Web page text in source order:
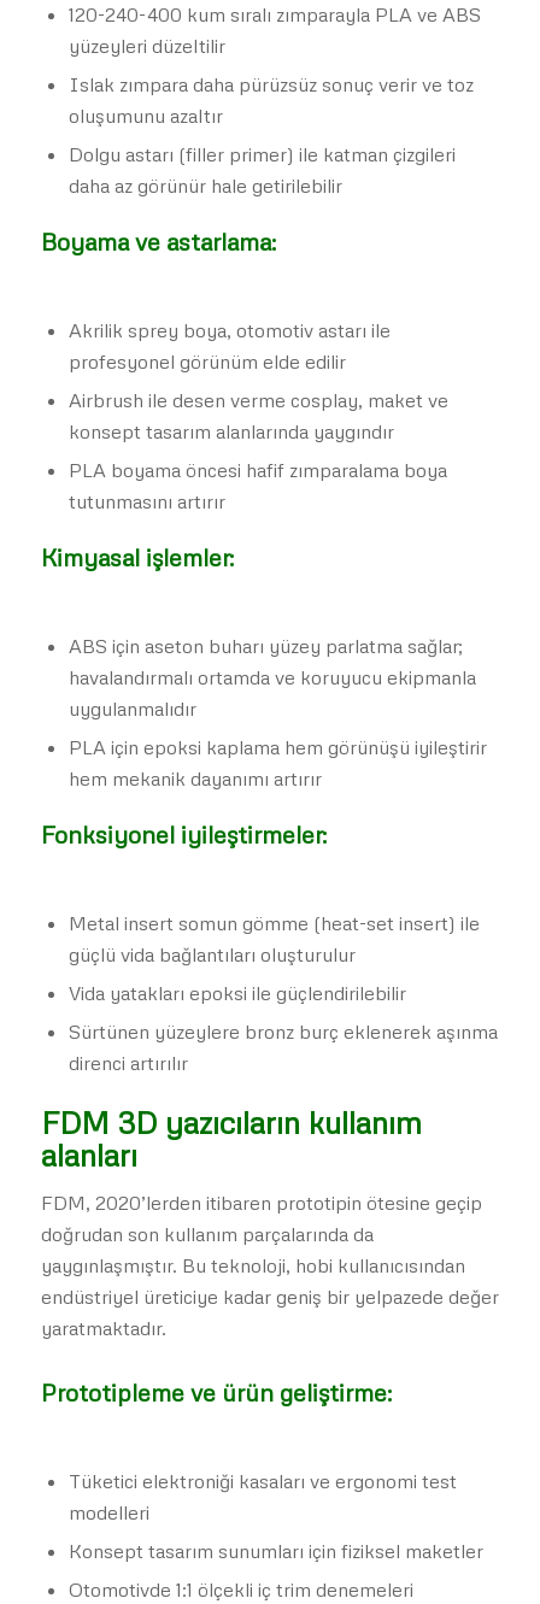
120-240-400 kum sıralı zımparayla PLA ve ABS
yüzeyleri düzeltilir
Islak zımpara daha pürüzsüz sonuç verir ve toz
oluşumunu azaltır
Dolgu astarı (filler primer) ile katman çizgileri
daha az görünür hale getirilebilir
Boyama ve astarlama:
Akrilik sprey boya, otomotiv astarı ile
profesyonel görünüm elde edilir
Airbrush ile desen verme cosplay, maket ve
konsept tasarım alanlarında yaygındır
PLA boyama öncesi hafif zımparalama boya
tutunmasını artırır
Kimyasal işlemler:
ABS için aseton buharı yüzey parlatma sağlar;
havalandırmalı ortamda ve koruyucu ekipmanla
uygulanmalıdır
PLA için epoksi kaplama hem görünüşü iyileştirir
hem mekanik dayanımı artırır
Fonksiyonel iyileştirmeler:
Metal insert somun gömme (heat-set insert) ile
güçlü vida bağlantıları oluşturulur
Vida yatakları epoksi ile güçlendirilebilir
Sürtünen yüzeylere bronz burç eklenerek aşınma
direnci artırılır
FDM 3D yazıcıların kullanım
alanları
FDM, 2020’lerden itibaren prototipin ötesine geçip
doğrudan son kullanım parçalarında da
yaygınlaşmıştır. Bu teknoloji, hobi kullanıcısından
endüstriyel üreticiye kadar geniş bir yelpazede değer
yaratmaktadır.
Prototipleme ve ürün geliştirme:
Tüketici elektroniği kasaları ve ergonomi test
modelleri
Konsept tasarım sunumları için fiziksel maketler
Otomotivde 1:1 ölçekli iç trim denemeleri